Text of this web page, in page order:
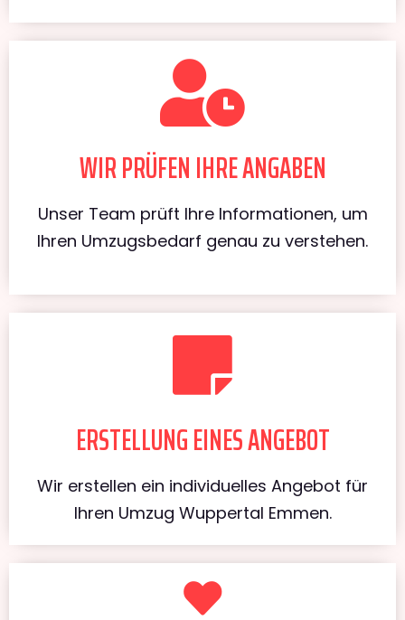
WIR PRÜFEN IHRE ANGABEN
Unser Team prüft Ihre Informationen, um
Ihren Umzugsbedarf genau zu verstehen.
ERSTELLUNG EINES ANGEBOT
Wir erstellen ein individuelles Angebot für
Ihren Umzug Wuppertal Emmen.